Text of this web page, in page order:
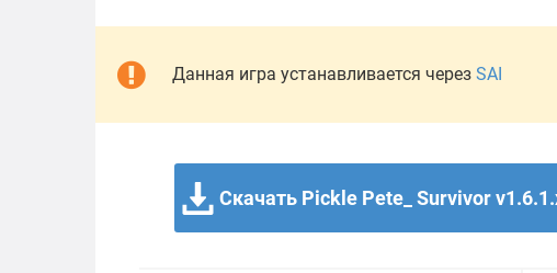
Данная игра устанавливается через SAI
Скачать Pickle Pete_ Survivor